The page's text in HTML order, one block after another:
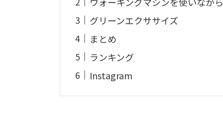
グリーンエクササイズ
まとめ
ランキング
Instagram